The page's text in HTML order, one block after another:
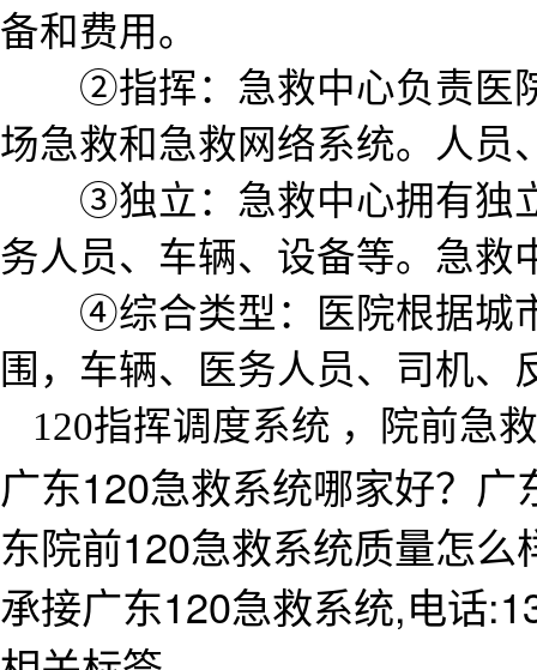
备和费用。
②指挥：急救中心负责医
场急救和急救网络系统。人员
③独立：急救中心拥有独
务人员、车辆、设备等。急救
④综合类型：医院根据城
围，车辆、医务人员、司机
120指挥调度系统 ，院前急
广东120急救系统哪家好？
东院前120急救系统质量怎
承接广东120急救系统,电话